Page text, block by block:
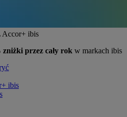
ibis
zniżki przez cały rok w markach ibis
ibis